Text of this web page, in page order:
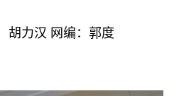
胡力汉 网编：郭度